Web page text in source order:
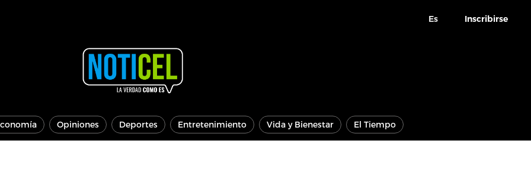
Es Inscribirse
Opiniones Deportes Entretenimiento Vida y Bienestar El Tiempo